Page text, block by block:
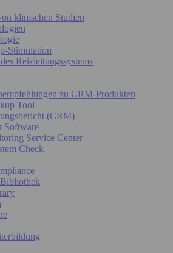
klinischen Studien
Stimulation
Reizleitungssystems
zu CRM-Produkten
Tool
(CRM)
Software
Service Center
Check